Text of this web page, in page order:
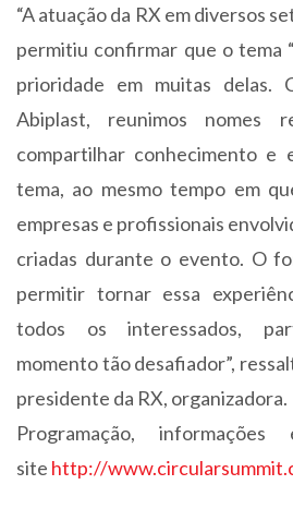
“A atuação da RX em diversos
permitiu confirmar que o tema
prioridade em muitas delas.
Abiplast, reunimos nomes
compartilhar conhecimento e
tema, ao mesmo tempo em
empresas e profissionais
criadas durante o evento. O
permitir tornar essa
todos os interessados,
momento tão desafiador”,
presidente da RX, organizadora.
Programação,
site http://